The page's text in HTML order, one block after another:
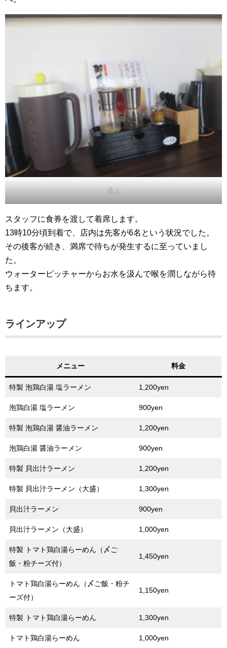
卓上
スタッフに食券を渡して着席します。
13時10分頃到着で、店内は先客が6名という状況でした。
その後客が続き、満席で待ちが発生するに至っていまし
た。
ウォーターピッチャーからお水を汲んで喉を潤しながら待
ちます。
ラインアップ
メニュー 料金
特製 泡鶏白湯 塩ラーメン 1,200yen
泡鶏白湯 塩ラーメン 900yen
特製 泡鶏白湯 醤油ラーメン 1,200yen
泡鶏白湯 醤油ラーメン 900yen
特製 貝出汁ラーメン 1,200yen
特製 貝出汁ラーメン（大盛） 1,300yen
貝出汁ラーメン 900yen
貝出汁ラーメン（大盛） 1,000yen
特製 トマト鶏白湯らーめん（〆ご
飯・粉チーズ付）
1,450yen
トマト鶏白湯らーめん（〆ご飯・粉チ
ーズ付）
1,150yen
特製 トマト鶏白湯らーめん 1,300yen
トマト鶏白湯らーめん 1,000yen